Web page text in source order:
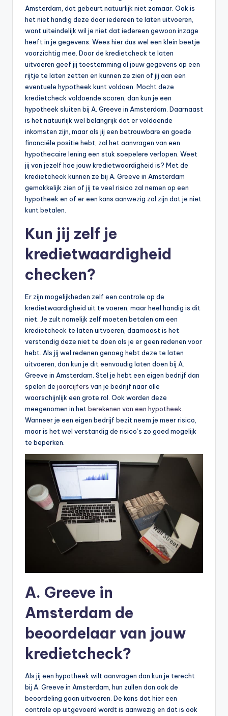
Amsterdam, dat gebeurt natuurlijk niet zomaar. Ook is
het niet handig deze door iedereen te laten uitvoeren,
want uiteindelijk wil je niet dat iedereen gewoon inzage
heeft in je gegevens. Wees hier dus wel een klein beetje
voorzichtig mee. Door de kredietcheck te laten
uitvoeren geef jij toestemming al jouw gegevens op een
rijtje te laten zetten en kunnen ze zien of jij aan een
eventuele hypotheek kunt voldoen. Mocht deze
kredietcheck voldoende scoren, dan kun je een
hypotheek sluiten bij A. Greeve in Amsterdam. Daarnaast
is het natuurlijk wel belangrijk dat er voldoende
inkomsten zijn, maar als jij een betrouwbare en goede
financiële positie hebt, zal het aanvragen van een
hypothecaire lening een stuk soepelere verlopen. Weet
jij van jezelf hoe jouw kredietwaardigheid is? Met de
kredietcheck kunnen ze bij A. Greeve in Amsterdam
gemakkelijk zien of jij te veel risico zal nemen op een
hypotheek en of er een kans aanwezig zal zijn dat je niet
kunt betalen.
Kun jij zelf je
kredietwaardigheid
checken?
Er zijn mogelijkheden zelf een controle op de
kredietwaardigheid uit te voeren, maar heel handig is dit
niet. Je zult namelijk zelf moeten betalen om een
kredietcheck te laten uitvoeren, daarnaast is het
verstandig deze niet te doen als je er geen redenen voor
hebt. Als jij wel redenen genoeg hebt deze te laten
uitvoeren, dan kun je dit eenvoudig laten doen bij A.
Greeve in Amsterdam. Stel je hebt een eigen bedrijf dan
spelen de jaarcijfers van je bedrijf naar alle
waarschijnlijk een grote rol. Ook worden deze
meegenomen in het berekenen van een hypotheek
Wanneer je een eigen bedrijf bezit neem je meer risico,
maar is het wel verstandig de risico’s zo goed mogelijk
te beperken.
A. Greeve in
Amsterdam de
beoordelaar van jouw
kredietcheck?
Als jij een hypotheek wilt aanvragen dan kun je terecht
bij A. Greeve in Amsterdam, hun zullen dan ook de
beoordeling gaan uitvoeren. De kans dat hier een
controle op uitgevoerd wordt is aanwezig en dat is ook